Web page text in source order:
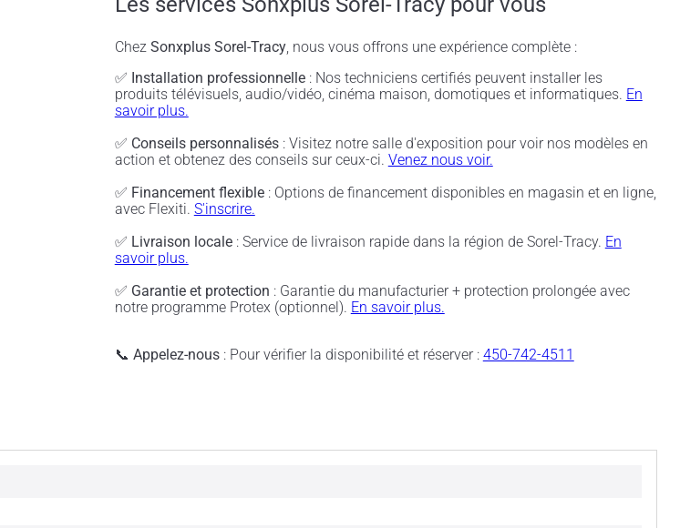
Chez Sonxplus Sorel-Tracy, nous vous offrons une expérience complète :
✅ Installation professionnelle: Nos techniciens certifiés peuvent installer les
produits télévisuels, audio/vidéo, cinéma maison, domotiques et informatiques. En
savoir plus.
✅ Conseils personnalisés: Visitez notre salle d'exposition pour voir nos modèles en
action et obtenez des conseils sur ceux-ci. Venez nous voir.
✅ Financement flexible: Options de financement disponibles en magasin et en ligne,
avec Flexiti. S'inscrire.
✅ Livraison locale: Service de livraison rapide dans la région de Sorel-Tracy. En
savoir plus.
✅ Garantie et protection : Garantie du manufacturier + protection prolongée avec
notre programme Protex (optionnel). En savoir plus.
📞 Appelez-nous: Pour vérifier la disponibilité et réserver : 450-742-4511